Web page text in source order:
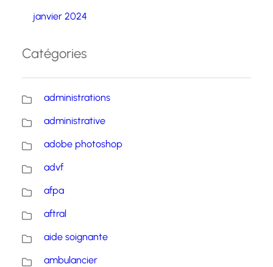
janvier 2024
Catégories
administrations
administrative
adobe photoshop
advf
afpa
aftral
aide soignante
ambulancier